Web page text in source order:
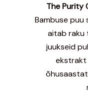
The Purity
Bambuse puu
aitab raku
juukseid
ekstrakt